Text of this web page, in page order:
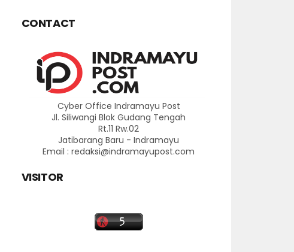
CONTACT
Cyber Office Indramayu Post
Jl. Siliwangi Blok Gudang Tengah
Rt.11 Rw.02
Jatibarang Baru - Indramayu
Email : redaksi@indramayupost.com
VISITOR